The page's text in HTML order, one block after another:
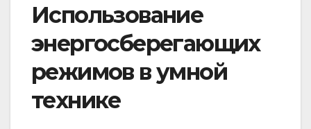
Использование
энергосберегающих
режимов в умной
технике